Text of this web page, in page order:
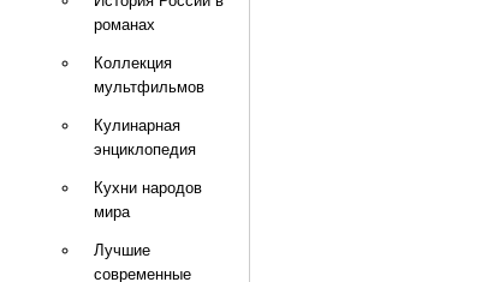
романах
Коллекция
мультфильмов
Кулинарная
энциклопедия
Кухни народов
мира
Лучшие
современные